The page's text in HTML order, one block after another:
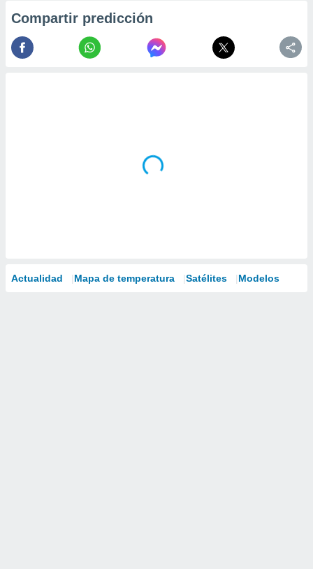
Compartir predicción
Actualidad Mapa de temperatura Satélites Modelos